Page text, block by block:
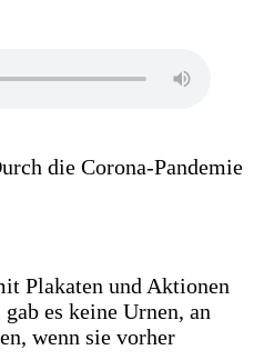
die Corona-Pandemie
Plakaten und Aktionen
es keine Urnen, an
wenn sie vorher